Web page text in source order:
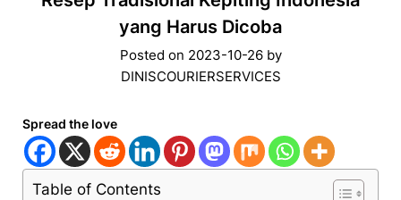
yang Harus Dicoba
Posted on 2023-10-26by
DINISCOURIERSERVICES
Spread the love
Table of Contents